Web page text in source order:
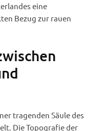
eine
Bezug zur rauen
tragenden Säule des
Die Topografie der